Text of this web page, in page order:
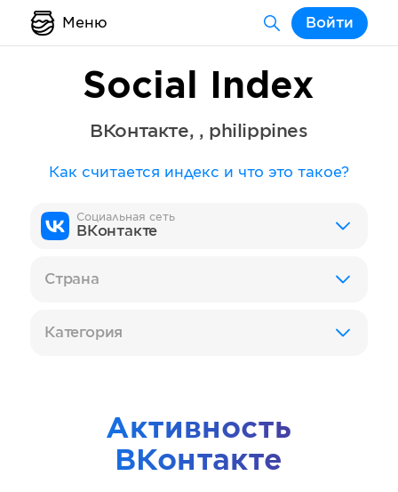
Меню Войти
Social Index
ВКонтакте, , philippines
Как считается индекс и что это такое?
Социальная сеть
ВКонтакте
Страна
Категория
Активность
ВКонтакте